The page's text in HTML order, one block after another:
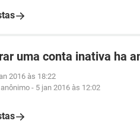
uma conta inativa ha
2016 às 18:22
- 5 jan 2016 às 12:02